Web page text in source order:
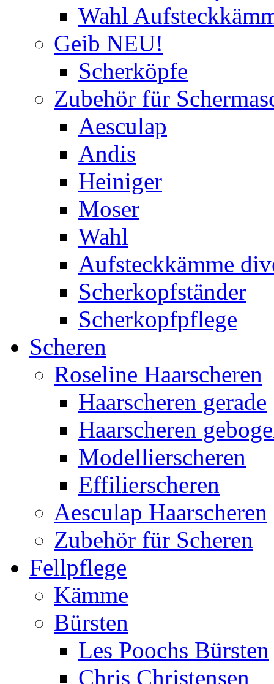
Wahl
Geib NEU!
Scherköpfe
Zubehör für
Aesculap
Andis
Heiniger
Moser
Wahl
Aufsteckkämme
Scherkopfständer
Scherkopfpflege
Scheren
Roseline Haarscheren
Haarscheren gerade
Haarscheren
Modellierscheren
Effilierscheren
Aesculap Haarscheren
Zubehör für Scheren
Fellpflege
Kämme
Bürsten
Les Poochs Bürsten
Chris Christensen